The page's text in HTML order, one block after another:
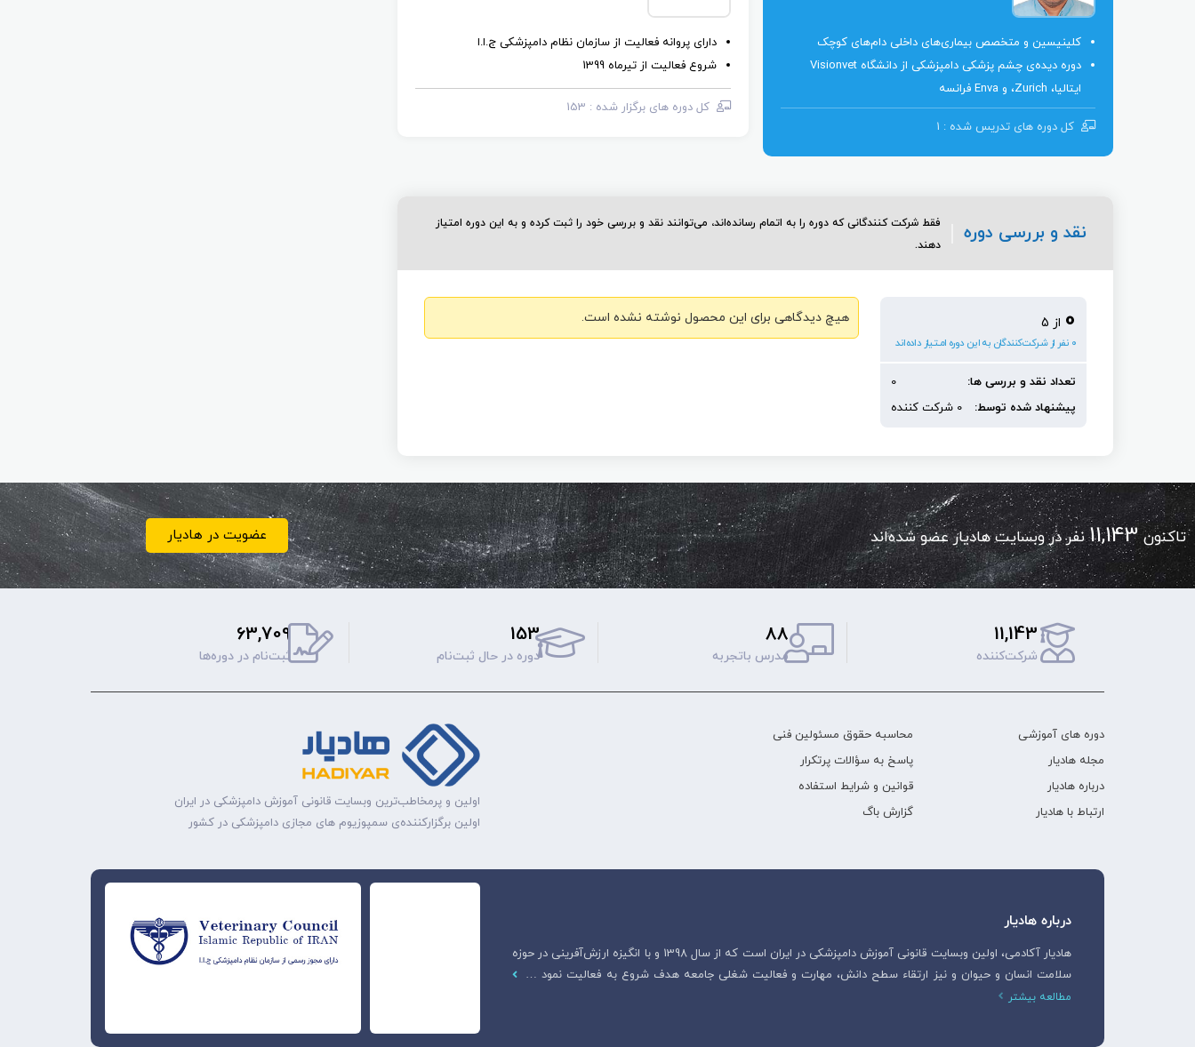
کلینیسین و متخصص بیماری‌های داخلی دام‌های کوچک
دوره دیده‌ی چشم پزشکی دامپزشکی از دانشگاه Visionvet
ایتالیا، Zurich، و Enva فرانسه
کل دوره ‌های تدریس شده : 1
دارای پروانه فعالیت از سازمان نظام دامپزشکی ج.ا.ا
شروع فعالیت از تیرماه 1399
کل دوره ‌های برگزار شده : 153
نقد و بررسی دوره
فقط شرکت کنندگانی که دوره را به اتمام رسانده‌اند، می‌توانند نقد و بررسی خود را ثبت کرده و به این دوره امتیاز
دهند.
0 از 5
0 نفر از شـرکت‌کنندگان به این دوره امـتیاز داده‌اند
تعداد نقد و بررسی ها:
0
پیشنهاد شده توسط:
0 شرکت کننده
هیچ دیدگاهی برای این محصول نوشته نشده است.
تاکنون11,143نفر در وبسایت هادیار عضو شده‌اند عضویت در هادیار
11,143
شرکت‌کننده
88
مدرس باتجربه
153
دوره‌ در حال ثبت‌نام
63,709
ثبت‌نام‌ در دوره‌ها
دوره های آموزشی
مجله هادیار
درباره هادیار
ارتباط با هادیار
محاسبه حقوق مسئولین فنی
پاسخ به سؤالات پرتکرار
قوانین و شرایط استفاده
گزارش باگ
اولین و پرمخاطب‌ترین وبسایت قانونی آموزش دامپزشکی در ایران
اولین برگزارکننده‌ی سمپوزیوم های مجازی دامپزشکی در کشور
درباره هادیار
هادیار آکادمی، اولین وبسایت قانونی آموزش دامپزشکی در ایران است که از سال 1398 و با انگیزه ارزش‌آفرینی در حوزه
سلامت انسان و حیوان و نیز ارتقاء سطح دانش، مهارت و فعالیت شغلی جامعه هدف شروع به فعالیت نمود …
مطالعه بیشتر